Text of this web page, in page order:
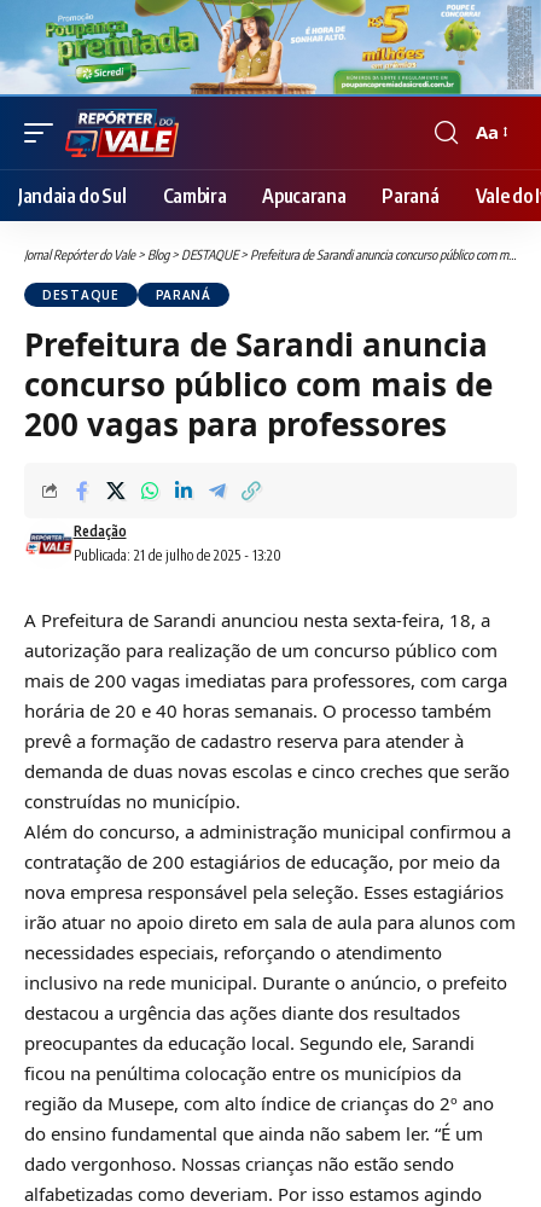
Font
Resizer
Aa
Jandaia do Sul Cambira Apucarana Paraná Vale do
Jornal Repórter do Vale> Blog> DESTAQUE> Prefeitura de Sarandi anuncia concurso público com mais de 200 vagas para professores
DESTAQUE PARANÁ
Prefeitura de Sarandi anuncia
concurso público com mais de
200 vagas para professores
Publicada: 21 de julho de 2025 - 13:20
Redação
A Prefeitura de Sarandi anunciou nesta sexta-feira, 18, a
autorização para realização de um concurso público com
mais de 200 vagas imediatas para professores, com carga
horária de 20 e 40 horas semanais. O processo também
prevê a formação de cadastro reserva para atender à
demanda de duas novas escolas e cinco creches que serão
construídas no município.
Além do concurso, a administração municipal confirmou a
contratação de 200 estagiários de educação, por meio da
nova empresa responsável pela seleção. Esses estagiários
irão atuar no apoio direto em sala de aula para alunos com
necessidades especiais, reforçando o atendimento
inclusivo na rede municipal. Durante o anúncio, o prefeito
destacou a urgência das ações diante dos resultados
preocupantes da educação local. Segundo ele, Sarandi
ficou na penúltima colocação entre os municípios da
região da Musepe, com alto índice de crianças do 2º ano
do ensino fundamental que ainda não sabem ler. “É um
dado vergonhoso. Nossas crianças não estão sendo
alfabetizadas como deveriam. Por isso estamos agindo